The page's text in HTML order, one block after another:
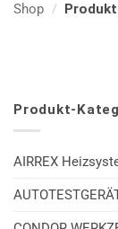
Shop /
Produkt-
AIRREX